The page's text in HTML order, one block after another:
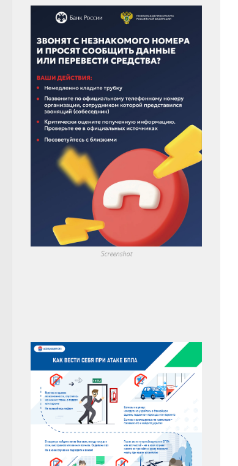
Screenshot